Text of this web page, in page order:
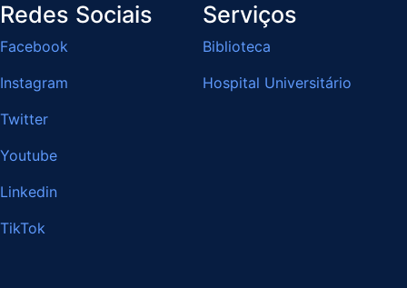
Redes Sociais
Facebook
Instagram
Twitter
Youtube
Linkedin
TikTok
Serviços
Biblioteca
Hospital Universitário